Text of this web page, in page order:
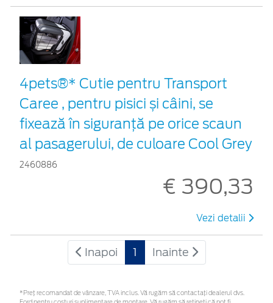
4pets®* Cutie pentru Transport
Caree , pentru pisici și câini, se
fixează în siguranță pe orice scaun
al pasagerului, de culoare Cool Grey
2460886
€ 390,33
Vezi detalii
Inapoi 1 Inainte
*Preţ recomandat de vânzare, TVA inclus. Vă rugăm să contactaţi dealerul dvs.